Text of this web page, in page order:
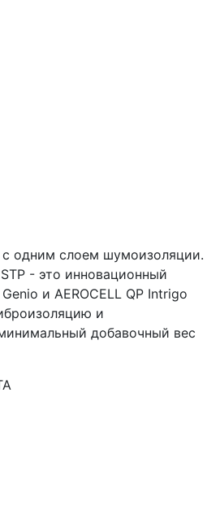
с одним слоем шумоизоляции.
- это инновационный
и AEROCELL QP Intrigo
и
добавочный вес